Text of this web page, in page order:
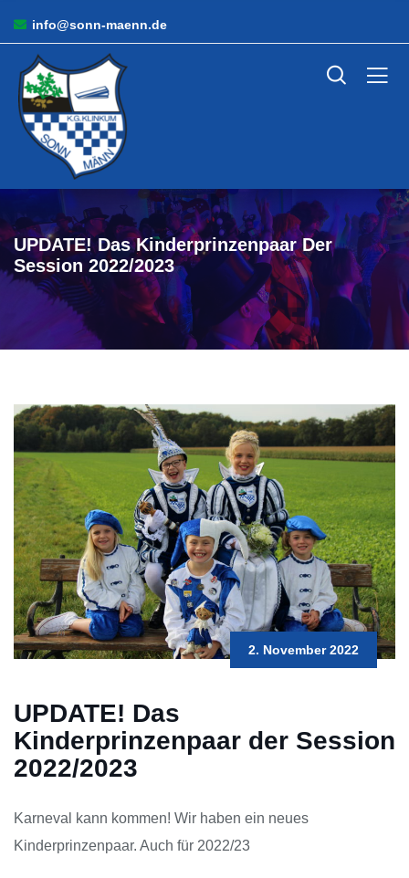
info@sonn-maenn.de
UPDATE! Das Kinderprinzenpaar Der
Session 2022/2023
2. November 2022
UPDATE! Das
Kinderprinzenpaar der Session
2022/2023
Karneval kann kommen! Wir haben ein neues
Kinderprinzenpaar. Auch für 2022/23